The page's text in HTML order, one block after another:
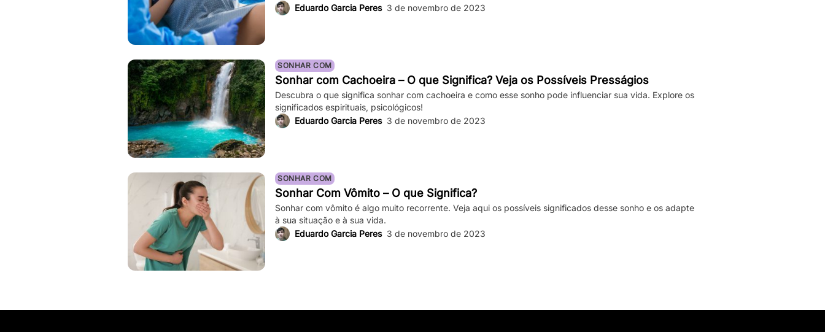
Eduardo Garcia Peres 3 de novembro de 2023
SONHAR COM
Sonhar com Cachoeira – O que Significa? Veja os Possíveis Presságios
Descubra o que significa sonhar com cachoeira e como esse sonho pode influenciar sua vida. Explore os
significados espirituais, psicológicos!
Eduardo Garcia Peres 3 de novembro de 2023
SONHAR COM
Sonhar Com Vômito – O que Significa?
Sonhar com vômito é algo muito recorrente. Veja aqui os possíveis significados desse sonho e os adapte
à sua situação e à sua vida.
Eduardo Garcia Peres 3 de novembro de 2023